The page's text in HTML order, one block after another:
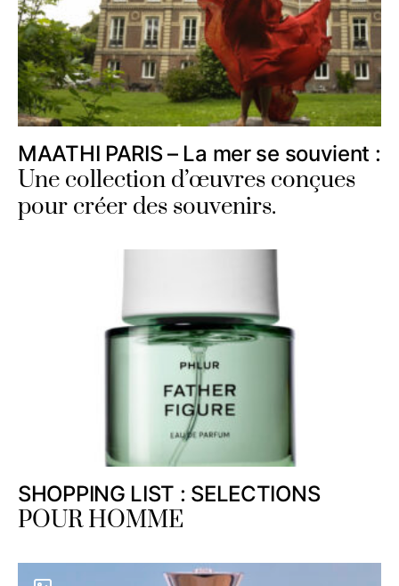
MAATHI PARIS – La mer se souvient :
Une collection d’œuvres conçues
pour créer des souvenirs.
SHOPPING LIST : SELECTIONS
POUR HOMME